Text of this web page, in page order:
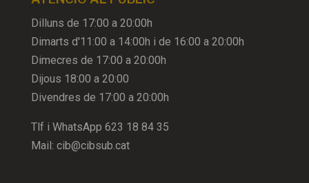
Dilluns de 17:00 a 20:00h
Dimarts d'11:00 a 14:00h i de 16:00 a 20:00h
Dimecres de 17:00 a 20:00h
Dijous 18:00 a 20:00
Divendres de 17:00 a 20:00h
Tlf i WhatsApp 623 18 84 35
Mail: cib@cibsub.cat